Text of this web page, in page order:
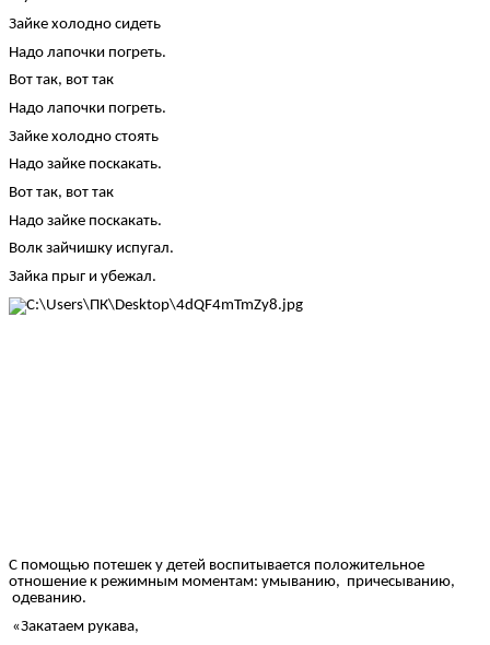
Зайке холодно сидеть
Надо лапочки погреть.
Вот так, вот так
Надо лапочки погреть.
Зайке холодно стоять
Надо зайке поскакать.
Вот так, вот так
Надо зайке поскакать.
Волк зайчишку испугал.
Зайка прыг и убежал.
С помощью потешек у детей воспитывается положительное
отношение к режимным моментам: умыванию, причесыванию,
одеванию.
«Закатаем рукава,